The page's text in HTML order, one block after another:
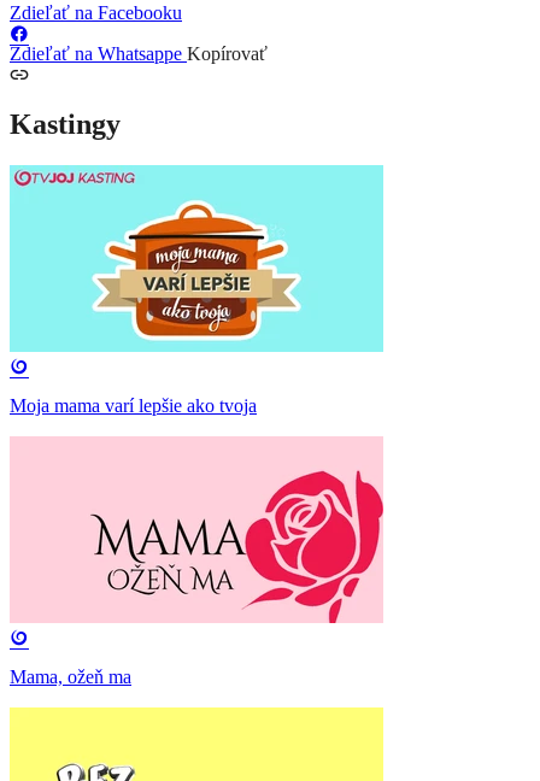
Zdieľať na Facebooku
Zdieľať na Whatsappe Kopírovať
Kastingy
Moja mama varí lepšie ako tvoja
Mama, ožeň ma